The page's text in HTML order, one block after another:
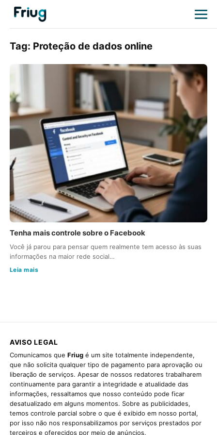
Tag: Proteção de dados online
Tenha mais controle sobre o Facebook
Você já parou para pensar quem realmente tem acesso às suas
informações na maior rede social…
Leia mais
AVISO LEGAL
Comunicamos que Friug é um site totalmente independente,
que não solicita qualquer tipo de pagamento para aprovação ou
liberação de serviços. Apesar de nossos redatores trabalharem
continuamente para garantir a integridade e atualidade das
informações, ressaltamos que nosso conteúdo pode ficar
desatualizado em alguns momentos. Sobre as publicidades,
temos controle parcial sobre o que é exibido em nosso portal,
por isso não nos responsabilizamos por serviços prestados por
terceiros e oferecidos por meio de anúncios.